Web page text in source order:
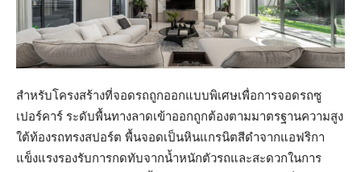
สำหรับโครงสร้างที่จอดรถถูกออกแบบพิเศษเพื่อการจอดรถซู
เปอร์คาร์ ระดับพื้นทางลาดเข้าออกถูกต้องตามมาตรฐานความสูง
ใต้ท้องรถทรงสปอร์ต พื้นจอดเป็นหินแกรนิตสีดำจากแอฟริกา
แข็งแรงรองรับการกดทับจากน้ำหนักตัวรถและสะดวกในการ